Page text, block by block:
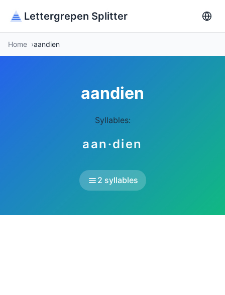
Lettergrepen Splitter
Home aandien
aandien
Syllables:
aan·dien
2 syllables